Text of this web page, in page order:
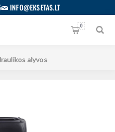
INFO@EKSETAS.LT
0
alyvos